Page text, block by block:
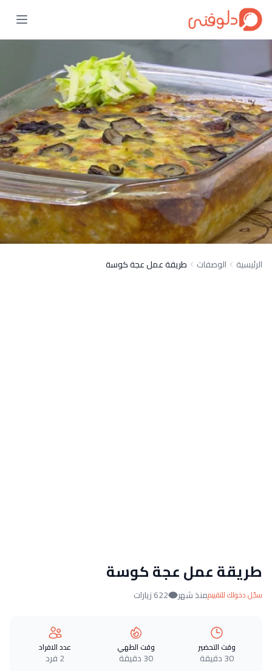
الرئيسية الوصفات طريقة عمل عجة كوسة
طريقة عمل عجة كوسة
سجّل دخولك للتقييممنذ شهر 622 زيارات
وقت التحضير
30 دقيقة
وقت الطهي
30 دقيقة
عدد الافراد
2 فرد